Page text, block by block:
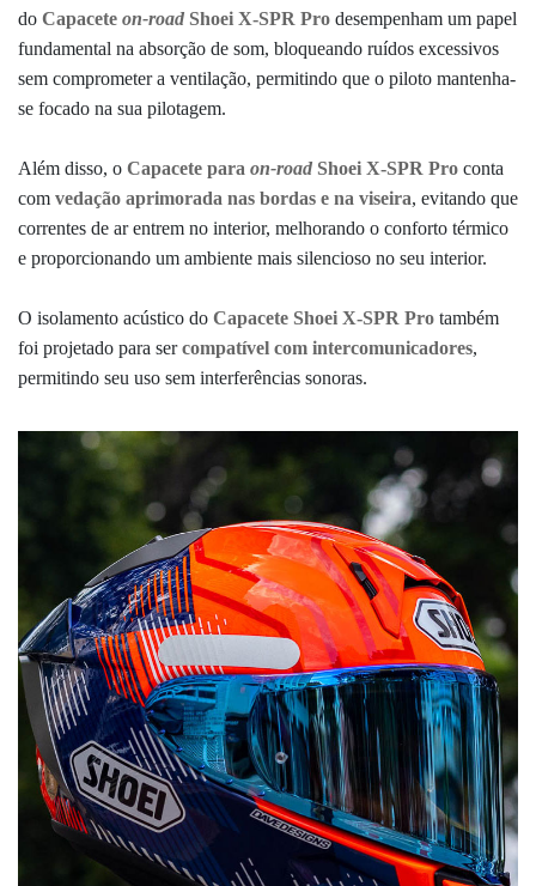
do Capacete on-road Shoei X-SPR Pro desempenham um papel
fundamental na absorção de som, bloqueando ruídos excessivos
sem comprometer a ventilação, permitindo que o piloto mantenha-
se focado na sua pilotagem.
Além disso, o Capacete para on-road Shoei X-SPR Pro conta
com vedação aprimorada nas bordas e na viseira, evitando que
correntes de ar entrem no interior, melhorando o conforto térmico
e proporcionando um ambiente mais silencioso no seu interior.
O isolamento acústico do Capacete Shoei X-SPR Pro também
foi projetado para sercompatível com intercomunicadores,
permitindo seu uso sem interferências sonoras.